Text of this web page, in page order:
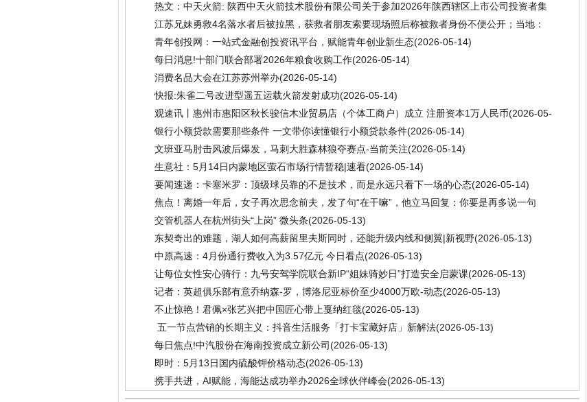
热文：中天火箭: 陕西中天火箭技术股份有限公司关于参加2026年陕西辖区上市公司投资者集
体接待日暨2025年度业绩说明会的公告(2026-05-14)
江苏兄妹勇救4名落水者后被拉黑，获救者朋友索要现场照后称被救者身份不便公开；当地：
见义勇为认定无需获救者证明，只要事件真实有效(2026-05-14)
青年创投网：一站式金融创投资讯平台，赋能青年创业新生态(2026-05-14)
每日消息!十部门联合部署2026年粮食收购工作(2026-05-14)
消费名品大会在江苏苏州举办(2026-05-14)
快报:朱雀二号改进型遥五运载火箭发射成功(2026-05-14)
观速讯丨惠州市惠阳区秋长骏信木业贸易店（个体工商户）成立 注册资本1万人民币(2026-05-
14)
银行小额贷款需要那些条件 一文带你读懂银行小额贷款条件(2026-05-14)
文班亚马肘击风波后爆发，马刺大胜森林狼夺赛点-当前关注(2026-05-14)
生意社：5月14日内蒙地区萤石市场行情暂稳|速看(2026-05-14)
要闻速递：卡塞米罗：顶级球员靠的不是技术，而是永远只看下一场的心态(2026-05-14)
焦点！离婚一年后，女子再次思念前夫，发了句“在干嘛”，他立马回复：你要是再多说一句
话，明天我就找你复婚！(2026-05-14)
交管机器人在杭州街头“上岗” 微头条(2026-05-13)
东契奇出的难题，湖人如何高薪留里夫斯同时，还能升级内线和侧翼|新视野(2026-05-13)
中原高速：4月份通行费收入为3.57亿元 今日看点(2026-05-13)
让每位女性安心骑行：九号安驾学院联合新IP“姐妹骑妙日”打造安全启蒙课(2026-05-13)
记者：英超俱乐部有意乔纳森-罗，博洛尼亚标价至少4000万欧-动态(2026-05-13)
不止惊艳！君佩×张艺兴把中国匠心带上戛纳红毯(2026-05-13)
​ 五一节点营销的长期主义：抖音生活服务「打卡宝藏好店」新解法(2026-05-13)
每日焦点!中汽股份在海南投资成立新公司(2026-05-13)
即时：5月13日国内硫酸钾价格动态(2026-05-13)
携手共进，AI赋能，海能达成功举办2026全球伙伴峰会(2026-05-13)